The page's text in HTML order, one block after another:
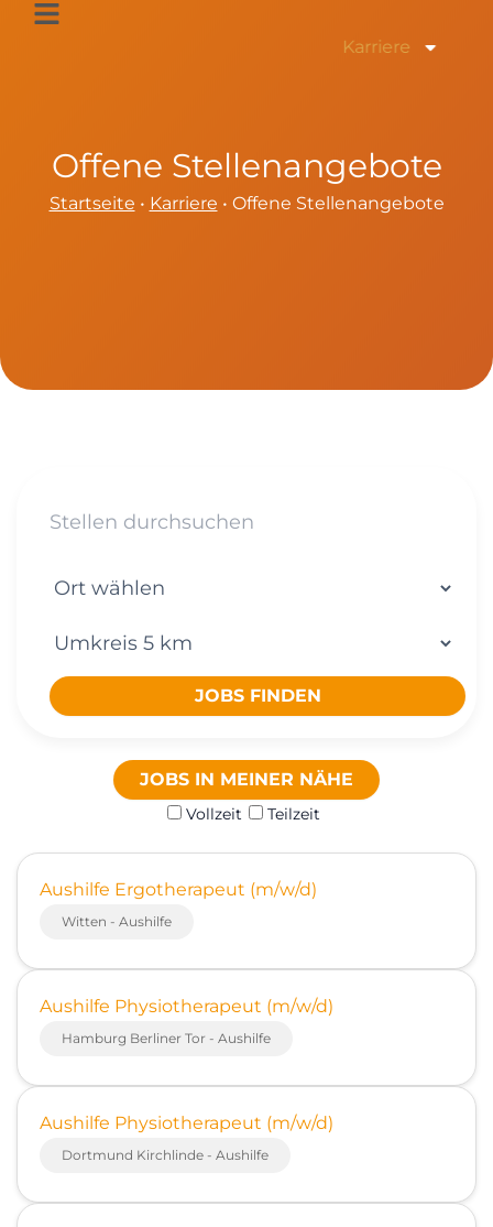
Zum
Karriere
Offene Stellenangebote
Startseite • Karriere • Offene Stellenangebote
JOBS FINDEN
JOBS IN MEINER NÄHE
Vollzeit Teilzeit
Aushilfe Ergotherapeut (m/w/d)
Witten - Aushilfe
Aushilfe Physiotherapeut (m/w/d)
Hamburg Berliner Tor - Aushilfe
Aushilfe Physiotherapeut (m/w/d)
Dortmund Kirchlinde - Aushilfe